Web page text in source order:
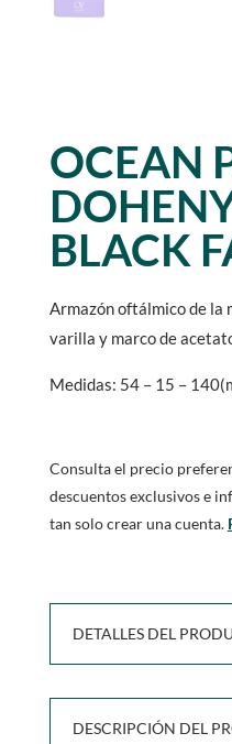
OCEAN
BLACK
Armazón oftálmico de la
varilla y marco de
Medidas: 54 – 15 –
Consulta el precio
descuentos exclusivos e
tan solo crear una cuenta.
DETALLES DEL
DESCRIPCIÓN DEL